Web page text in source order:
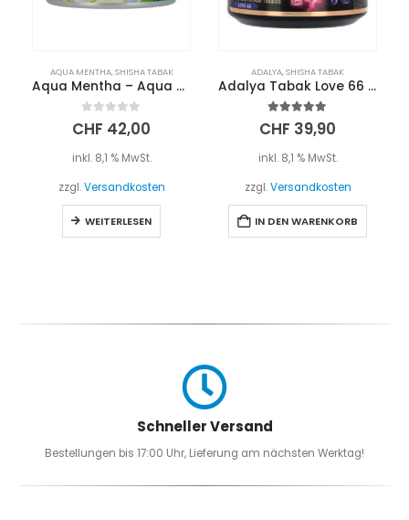
AQUA MENTHA,SHISHA TABAK
Aqua Mentha – Aqua Cucumber 200g
0 out of 5
CHF 42,00
inkl. 8,1 % MwSt.
zzgl.Versandkosten
WEITERLESEN
ADALYA,SHISHA TABAK
Adalya Tabak Love 66 200g
5.00 out of 5
CHF 39,90
inkl. 8,1 % MwSt.
zzgl.Versandkosten
IN DEN WARENKORB
Schneller Versand
Bestellungen bis 17:00 Uhr, Lieferung am nächsten Werktag!